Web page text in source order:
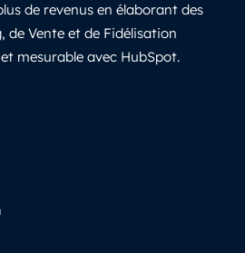
de revenus en élaborant des
de Vente et de Fidélisation
mesurable avec HubSpot.